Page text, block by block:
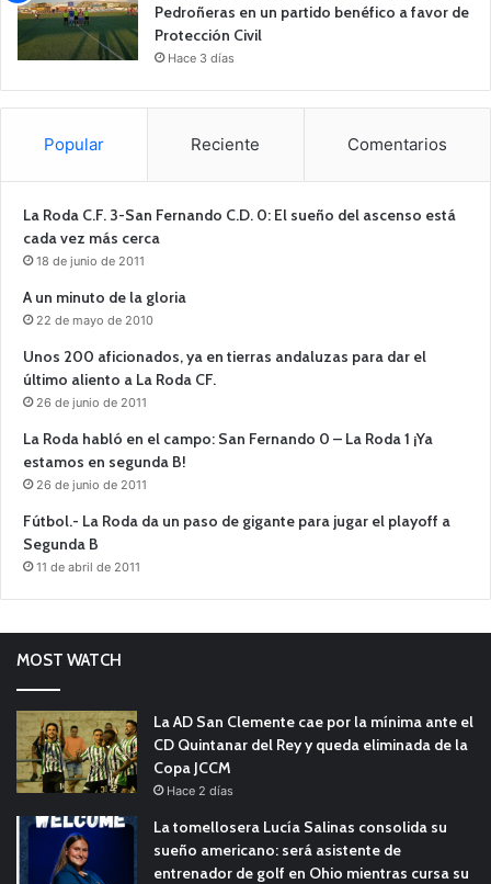
Pedroñeras en un partido benéfico a favor de
Protección Civil
Hace 3 días
Popular Reciente Comentarios
La Roda C.F. 3-San Fernando C.D. 0: El sueño del ascenso está
cada vez más cerca
18 de junio de 2011
A un minuto de la gloria
22 de mayo de 2010
Unos 200 aficionados, ya en tierras andaluzas para dar el
último aliento a La Roda CF.
26 de junio de 2011
La Roda habló en el campo: San Fernando 0 – La Roda 1 ¡Ya
estamos en segunda B!
26 de junio de 2011
Fútbol.- La Roda da un paso de gigante para jugar el playoff a
Segunda B
11 de abril de 2011
MOST WATCH
La AD San Clemente cae por la mínima ante el
CD Quintanar del Rey y queda eliminada de la
Copa JCCM
Hace 2 días
La tomellosera Lucía Salinas consolida su
sueño americano: será asistente de
entrenador de golf en Ohio mientras cursa su